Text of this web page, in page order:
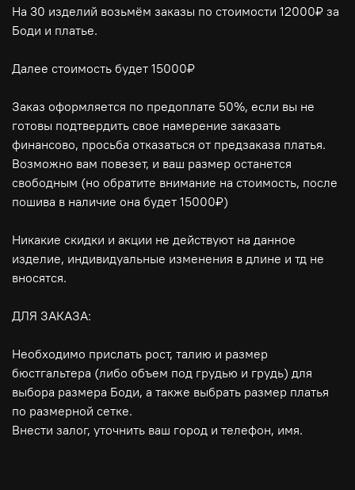
На 30 изделий возьмём заказы по стоимости 12000₽ за
Боди и платье.
Далее стоимость будет 15000₽
Заказ оформляется по предоплате 50%, если вы не
готовы подтвердить свое намерение заказать
финансово, просьба отказаться от предзаказа платья.
Возможно вам повезет, и ваш размер останется
свободным (но обратите внимание на стоимость, после
пошива в наличие она будет 15000₽)
Никакие скидки и акции не действуют на данное
изделие, индивидуальные изменения в длине и тд не
вносятся.
ДЛЯ ЗАКАЗА:
Необходимо прислать рост, талию и размер
бюстгальтера (либо объем под грудью и грудь) для
выбора размера Боди, а также выбрать размер платья
по размерной сетке.
Внести залог, уточнить ваш город и телефон, имя.